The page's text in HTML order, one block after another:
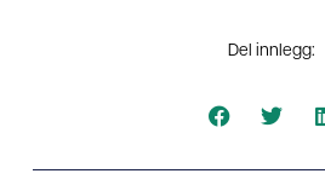
Del innlegg: